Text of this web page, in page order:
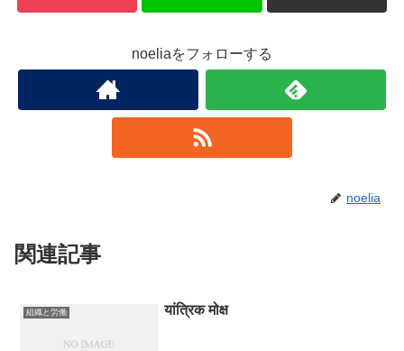
noeliaをフォローする
noelia
関連記事
組織と労働 यांत्रिक मोक्ष